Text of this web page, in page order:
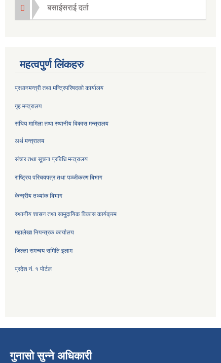
बसाईसराई दर्ता
महत्वपुर्ण लिंकहरु
प्रधानमन्त्री तथा मन्त्रिपरिषदको कार्यालय
गृह मन्त्रालय
संघिय मामिला तथा स्थानीय विकास मन्त्रालय
अर्थ मन्त्रालय
संचार तथा सूचना प्रबिधि मन्त्रालय
राष्ट्रिय परिचयपत्र तथा पञ्जीकरण बिभाग
केन्द्रीय तथ्यांक बिभाग
स्थानीय शासन तथा सामुदायिक विकास कार्यक्रम
महालेखा नियन्त्रक कार्यालय
जिल्ला समन्वय समिति इलाम
प्रदेश नं. १ पोर्टल
गुनासो सुन्ने अधिकारी